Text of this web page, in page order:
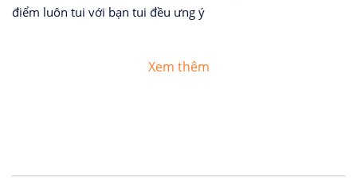
điểm luôn tui với bạn tui đều ưng ý
Xem thêm